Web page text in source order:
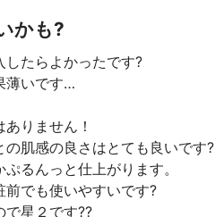
かも?
したらよかったです?
薄いです…
りません！
肌感の良さはとても良いです?
るんっと仕上がります。
でも使いやすいです?
で星２です??